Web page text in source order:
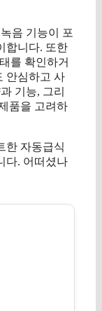
음 기능이 포
합니다. 또한
를 확인하거
안심하고 사
기능, 그리
품을 고려하
한 자동급식
다. 어떠셨나